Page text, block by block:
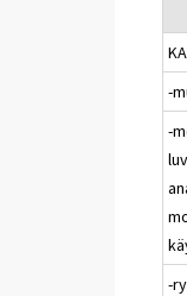
-
-
-